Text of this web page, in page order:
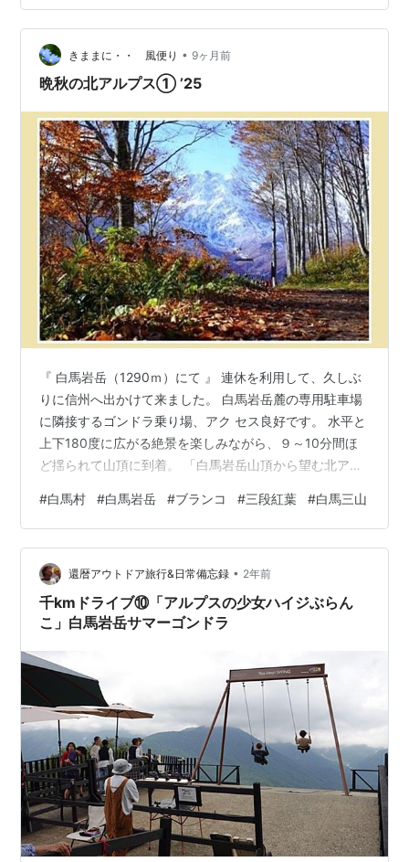
だ先輩。そんな先輩の実家は奈良。名物イチゴ "古都華”
を頂きました。これ、メチャクチャ美味かった。 休日
に、あかりもいっしょにカフェに行くなんて余裕も出て
きました。 そうそう…
きままに・・ 風便り • 9ヶ月前
晩秋の北アルプス① ’25
『 白馬岩岳（1290ｍ）にて 』 連休を利用して、久しぶ
りに信州へ出かけて来ました。 白馬岩岳麓の専用駐車場
に隣接するゴンドラ乗り場、アク セス良好です。 水平と
上下180度に広がる絶景を楽しみながら、９～10分間ほ
ど揺られて山頂に到着。 「白馬岩岳山頂から望む北アル
馬三段紅葉」は見逃しました。 でも、白馬村内のあちこ
ちは紅葉真っ盛り。 まだまだ秋本番です。 目的の１つは
白馬岩岳のヤッホーブランコ。 なのに、ブランコ大好き
は参加人数の半分です。 今回のメンバーは、小１・小
４・成人女性２名の合計４名編成。 小４男児曰く・・・
「とっても気持ち良…
#白馬村 #白馬岩岳 #ブランコ #三段紅葉 #白馬三山
還暦アウトドア旅行&日常備忘録 • 2年前
千kmドライブ⑩「アルプスの少女ハイジぶらん
こ」白馬岩岳サマーゴンドラ